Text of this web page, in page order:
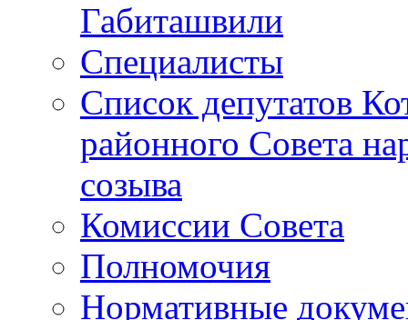
Габиташвили
Специалисты
Список депутатов
районного Совета
созыва
Комиссии Совета
Полномочия
Нормативные